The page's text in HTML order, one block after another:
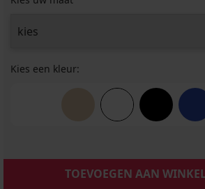
Kies een kleur:
TOEVOEGEN AAN